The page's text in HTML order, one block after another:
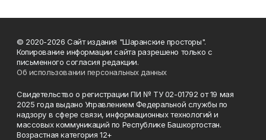
© 2020-2026 Сайт издания "Шаранские просторы".
Копирование информации сайта разрешено только с
письменного согласия редакции.
Об использовании персональных данных
Свидетельство о регистрации ПИ № ТУ 02-01792 от 19 мая
2025 года выдано Управлением Федеральной службы по
надзору в сфере связи, информационных технологий и
массовых коммуникаций по Республике Башкортостан.
Возрастная категория 12+